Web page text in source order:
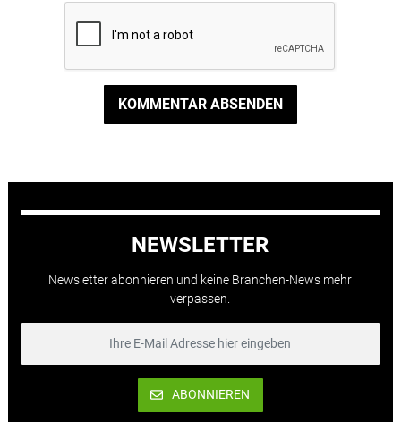
KOMMENTAR ABSENDEN
NEWSLETTER
Newsletter abonnieren und keine Branchen-News mehr
verpassen.
ABONNIEREN